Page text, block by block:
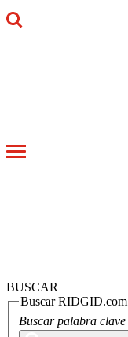
Toggle
BUSCAR
Buscar RIDGID.com
Buscar palabra clave